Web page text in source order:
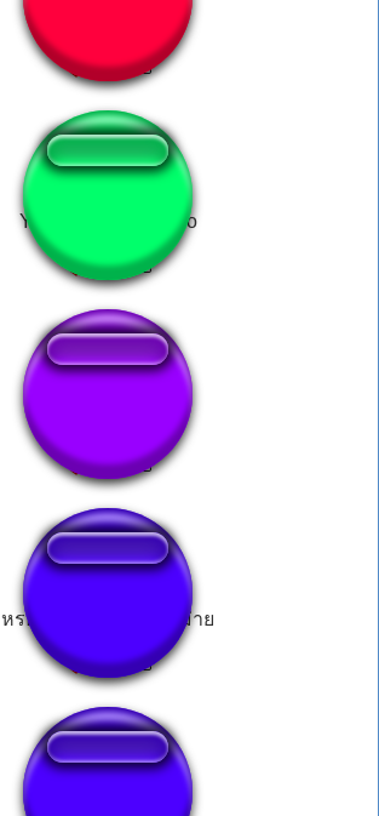
Freak on a leash
Yes , minus 3 wohoo
kill this love alert
หรอยม่ายพี่น้องหรอยม่าย